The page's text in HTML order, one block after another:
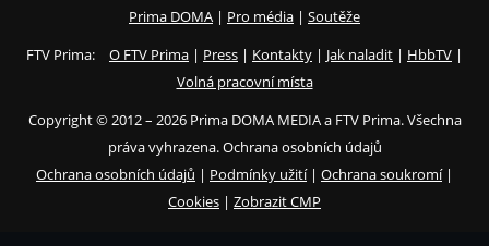
Prima DOMA | Pro média | Soutěže
FTV Prima:
O FTV Prima | Press | Kontakty | Jak naladit | HbbTV |
Volná pracovní místa
Copyright © 2012 – 2026 Prima DOMA MEDIA a FTV Prima. Všechna
práva vyhrazena. Ochrana osobních údajů
Ochrana osobních údajů | Podmínky užití| Ochrana soukromí|
Cookies | Zobrazit CMP